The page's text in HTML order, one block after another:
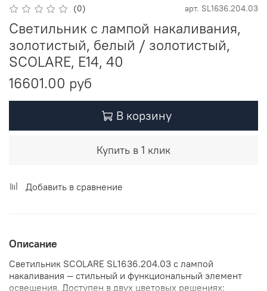
(0) арт. SL1636.204.03
Светильник с лампой накаливания,
золотистый, белый / золотистый,
SCOLARE, E14, 40
16601.00 руб
В корзину
Купить в 1 клик
Добавить в сравнение
Описание
Светильник SCOLARE SL1636.204.03 с лампой
накаливания — стильный и функциональный элемент
освещения. Доступен в двух цветовых решениях: